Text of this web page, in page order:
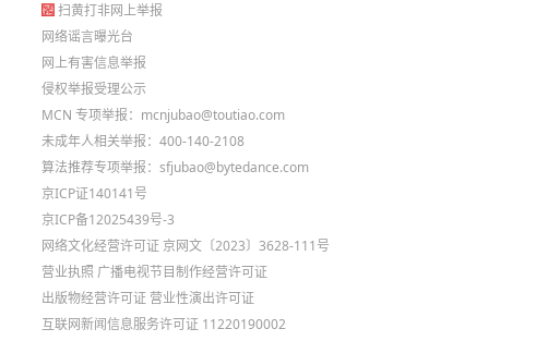
扫黄打非网上举报
网络谣言曝光台
网上有害信息举报
侵权举报受理公示
MCN 专项举报：mcnjubao@toutiao.com
未成年人相关举报：400-140-2108
算法推荐专项举报：sfjubao@bytedance.com
京ICP证140141号
京ICP备12025439号-3
网络文化经营许可证 京网文〔2023〕3628-111号
营业执照 广播电视节目制作经营许可证
出版物经营许可证 营业性演出许可证
互联网新闻信息服务许可证 11220190002